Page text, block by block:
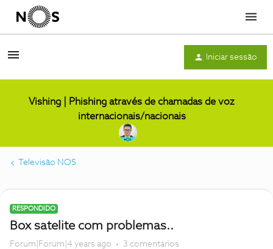
Menu
Iniciar sessão
Vishing | Phishing através de chamadas de voz
internacionais/nacionais
Televisão NOS
RESPONDIDO
Box satelite com problemas..
Forum|Forum|4 years ago 3 comentários